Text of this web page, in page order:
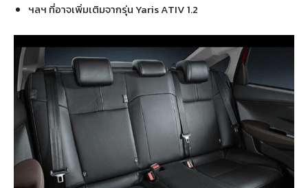
ฯลฯ ที่อาจเพิ่มเติมจากรุ่น Yaris ATIV 1.2